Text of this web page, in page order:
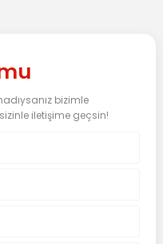
bizimle
iletişime geçsin!